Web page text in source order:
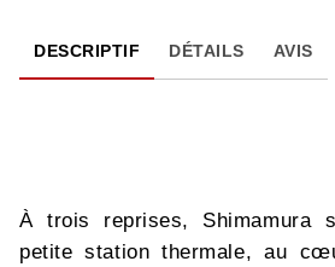
DESCRIPTIF DÉTAILS AVIS
À trois reprises, Shimamura
petite station thermale, au